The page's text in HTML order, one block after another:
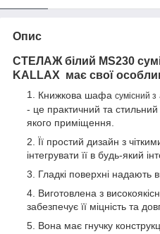
Опис
СТЕЛАЖ білий MS230
KALLAX має свої
Книжкова шафа сумісний з
- це практичний та
якого приміщення.
Її простий дизайн з
інтегрувати її в будь-який
Гладкі поверхні надають
Виготовлена з
забезпечує її міцність та
Вона має гнучку